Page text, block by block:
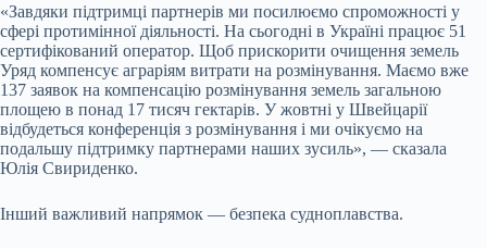
«Завдяки підтримці партнерів ми посилюємо спроможності у
сфері протимінної діяльності. На сьогодні в Україні працює 51
сертифікований оператор. Щоб прискорити очищення земель
Уряд компенсує аграріям витрати на розмінування. Маємо вже
137 заявок на компенсацію розмінування земель загальною
площею в понад 17 тисяч гектарів. У жовтні у Швейцарії
відбудеться конференція з розмінування і ми очікуємо на
подальшу підтримку партнерами наших зусиль», — сказала
Юлія Свириденко.
Інший важливий напрямок — безпека судноплавства.